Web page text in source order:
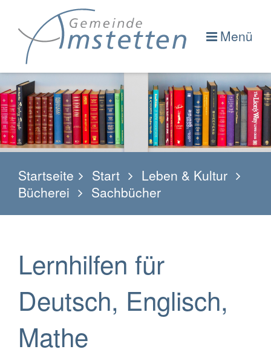
Menü
Startseite Start
Leben & Kultur
Bücherei
Sachbücher
Lernhilfen für
Deutsch, Englisch,
Mathe